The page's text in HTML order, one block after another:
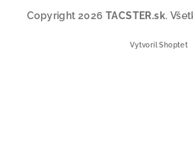
Copyright 2026 TACSTER.sk.
Vytvoril Shoptet